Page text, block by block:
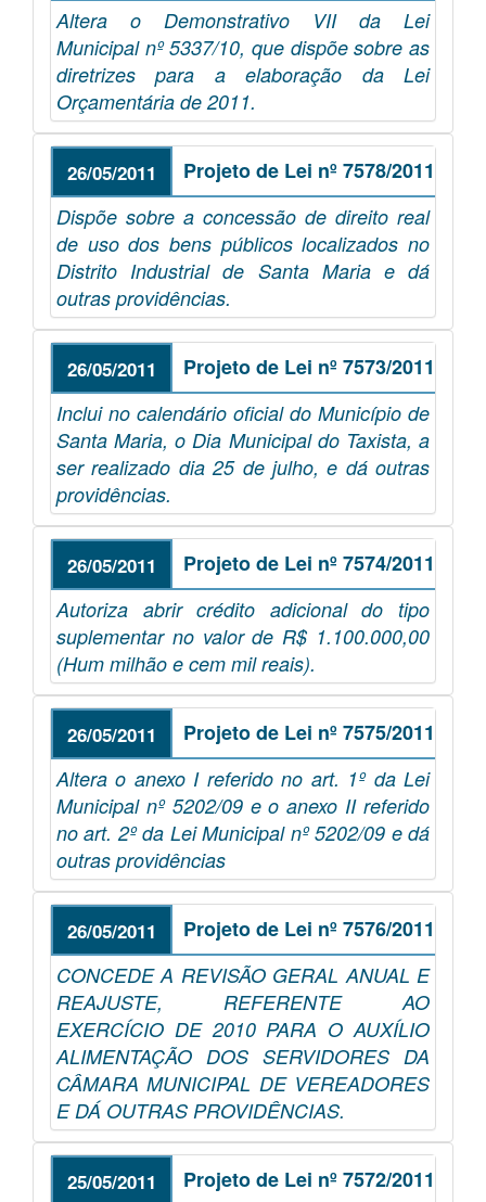
Altera o Demonstrativo VII da Lei
Municipal nº 5337/10, que dispõe sobre as
diretrizes para a elaboração da Lei
Orçamentária de 2011.
26/05/2011 Projeto de Lei nº 7578/2011
Dispõe sobre a concessão de direito real
de uso dos bens públicos localizados no
Distrito Industrial de Santa Maria e dá
outras providências.
26/05/2011 Projeto de Lei nº 7573/2011
Inclui no calendário oficial do Município de
Santa Maria, o Dia Municipal do Taxista, a
ser realizado dia 25 de julho, e dá outras
providências.
26/05/2011 Projeto de Lei nº 7574/2011
Autoriza abrir crédito adicional do tipo
suplementar no valor de R$ 1.100.000,00
(Hum milhão e cem mil reais).
26/05/2011 Projeto de Lei nº 7575/2011
Altera o anexo I referido no art. 1º da Lei
Municipal nº 5202/09 e o anexo II referido
no art. 2º da Lei Municipal nº 5202/09 e dá
outras providências
26/05/2011 Projeto de Lei nº 7576/2011
CONCEDE A REVISÃO GERAL ANUAL E
REAJUSTE, REFERENTE AO
EXERCÍCIO DE 2010 PARA O AUXÍLIO
ALIMENTAÇÃO DOS SERVIDORES DA
CÂMARA MUNICIPAL DE VEREADORES
E DÁ OUTRAS PROVIDÊNCIAS.
25/05/2011 Projeto de Lei nº 7572/2011